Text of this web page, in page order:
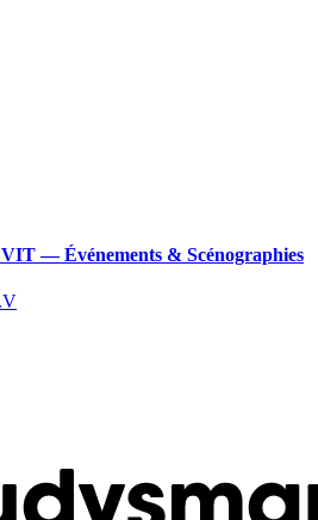
— Événements & Scénographies